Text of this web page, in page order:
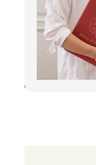
Tvarkingas būdas
ar pristatymus.
palieka profesionalų